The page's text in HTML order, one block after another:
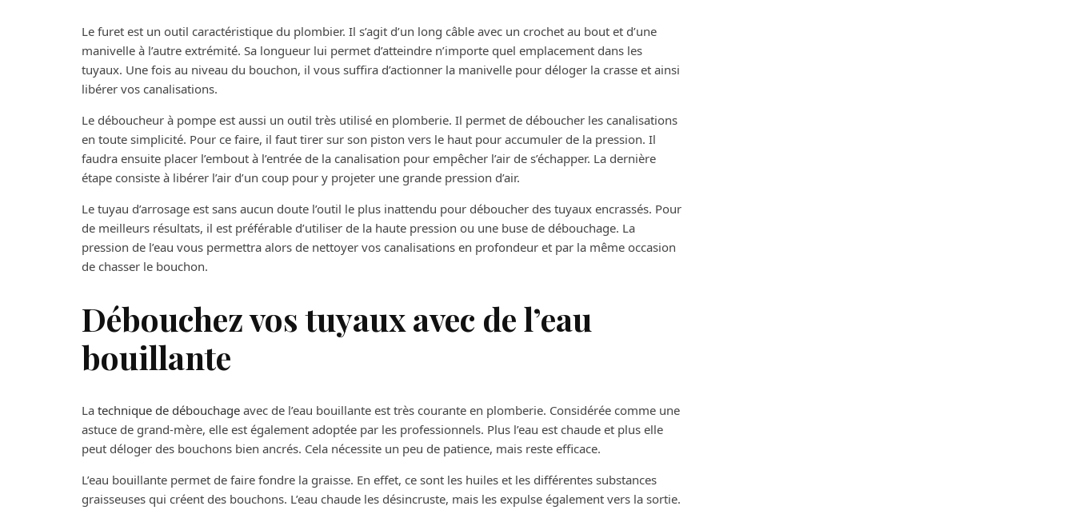
Le furet est un outil caractéristique du plombier. Il s’agit d’un long câble avec un crochet au bout et d’une
manivelle à l’autre extrémité. Sa longueur lui permet d’atteindre n’importe quel emplacement dans les
tuyaux. Une fois au niveau du bouchon, il vous suffira d’actionner la manivelle pour déloger la crasse et ainsi
libérer vos canalisations.
Le déboucheur à pompe est aussi un outil très utilisé en plomberie. Il permet de déboucher les canalisations
en toute simplicité. Pour ce faire, il faut tirer sur son piston vers le haut pour accumuler de la pression. Il
faudra ensuite placer l’embout à l’entrée de la canalisation pour empêcher l’air de s’échapper. La dernière
étape consiste à libérer l’air d’un coup pour y projeter une grande pression d’air.
Le tuyau d’arrosage est sans aucun doute l’outil le plus inattendu pour déboucher des tuyaux encrassés. Pour
de meilleurs résultats, il est préférable d’utiliser de la haute pression ou une buse de débouchage. La
pression de l’eau vous permettra alors de nettoyer vos canalisations en profondeur et par la même occasion
de chasser le bouchon.
Débouchez vos tuyaux avec de l’eau
bouillante
La technique de débouchage avec de l’eau bouillante est très courante en plomberie. Considérée comme une
astuce de grand-mère, elle est également adoptée par les professionnels. Plus l’eau est chaude et plus elle
peut déloger des bouchons bien ancrés. Cela nécessite un peu de patience, mais reste efficace.
L’eau bouillante permet de faire fondre la graisse. En effet, ce sont les huiles et les différentes substances
graisseuses qui créent des bouchons. L’eau chaude les désincruste, mais les expulse également vers la sortie.